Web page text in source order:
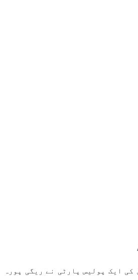
کی ایک پولیس پارٹی نے ریگی پورہ